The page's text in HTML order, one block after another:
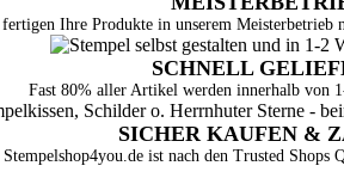
Ihre Produkte in unserem Meisterbetrieb
SCHNELL
Fast 80% aller Artikel werden innerhalb von
SICHER KAUFEN &
Stempelshop4you.de ist nach den Trusted